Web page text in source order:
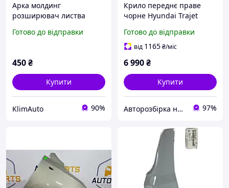
Арка молдинг
розширювач листва
задньої правої Hyundai
Готово до відправки
450₴
Купити
KlimAuto 90%
Крило переднє праве
чорне Hyundai Trajet
Тражет 663213A210
Готово до відправки
від 1165₴/міс
6 990₴
Купити
Авторозбірка на Богатирській Mitsubishi 97%